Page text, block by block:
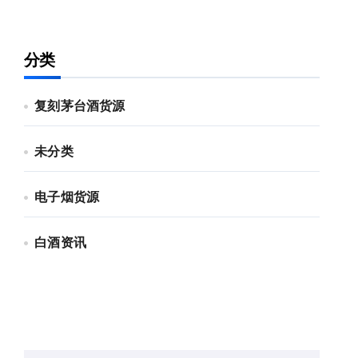
分类
复刻茅台酒货源
未分类
电子烟货源
白酒资讯